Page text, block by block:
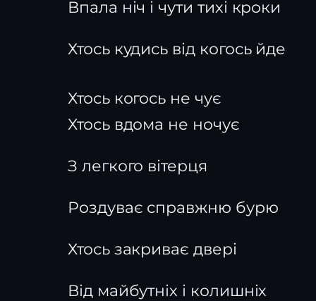
Впала ніч і чути тихі кроки
Хтось кудись від когось йде
Хтось когось не чує
Хтось вдома не ночує
З легкого вітерця
Роздуває справжню бурю
Хтось закриває двері
Від майбутніх і колишніх